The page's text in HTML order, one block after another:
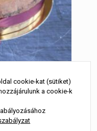
cookie-kat (sütiket)
a cookie-k